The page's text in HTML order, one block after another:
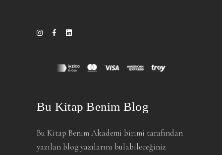
Bu Kitap Benim Blog
Bu Kitap Benim Akademi birimi tarafından
yazılan blog yazılarını bulabileceğiniz